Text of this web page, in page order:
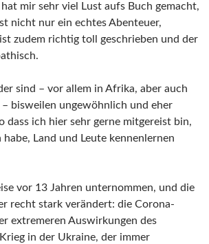
mir sehr viel Lust aufs Buch gemacht,
nicht nur ein echtes Abenteuer,
zudem richtig toll geschrieben und der
sind – vor allem in Afrika, aber auch
bisweilen ungewöhnlich und eher
dass ich hier sehr gerne mitgereist bin,
Land und Leute kennenlernen
vor 13 Jahren unternommen, und die
recht stark verändert: die Corona-
extremeren Auswirkungen des
in der Ukraine, der immer